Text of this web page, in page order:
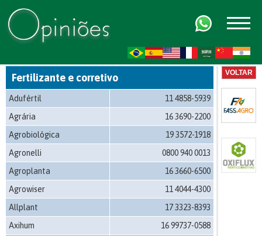
Fertilizante e corretivo
Adufértil
11 4858-5939
Agrária
16 3690-2200
Agrobiológica
19 3572-1918
Agronelli
0800 940 0013
Agroplanta
16 3660-6500
Agrowiser
11 4044-4300
Allplant
17 3323-8393
Axihum
16 99737-0588
VOLTAR